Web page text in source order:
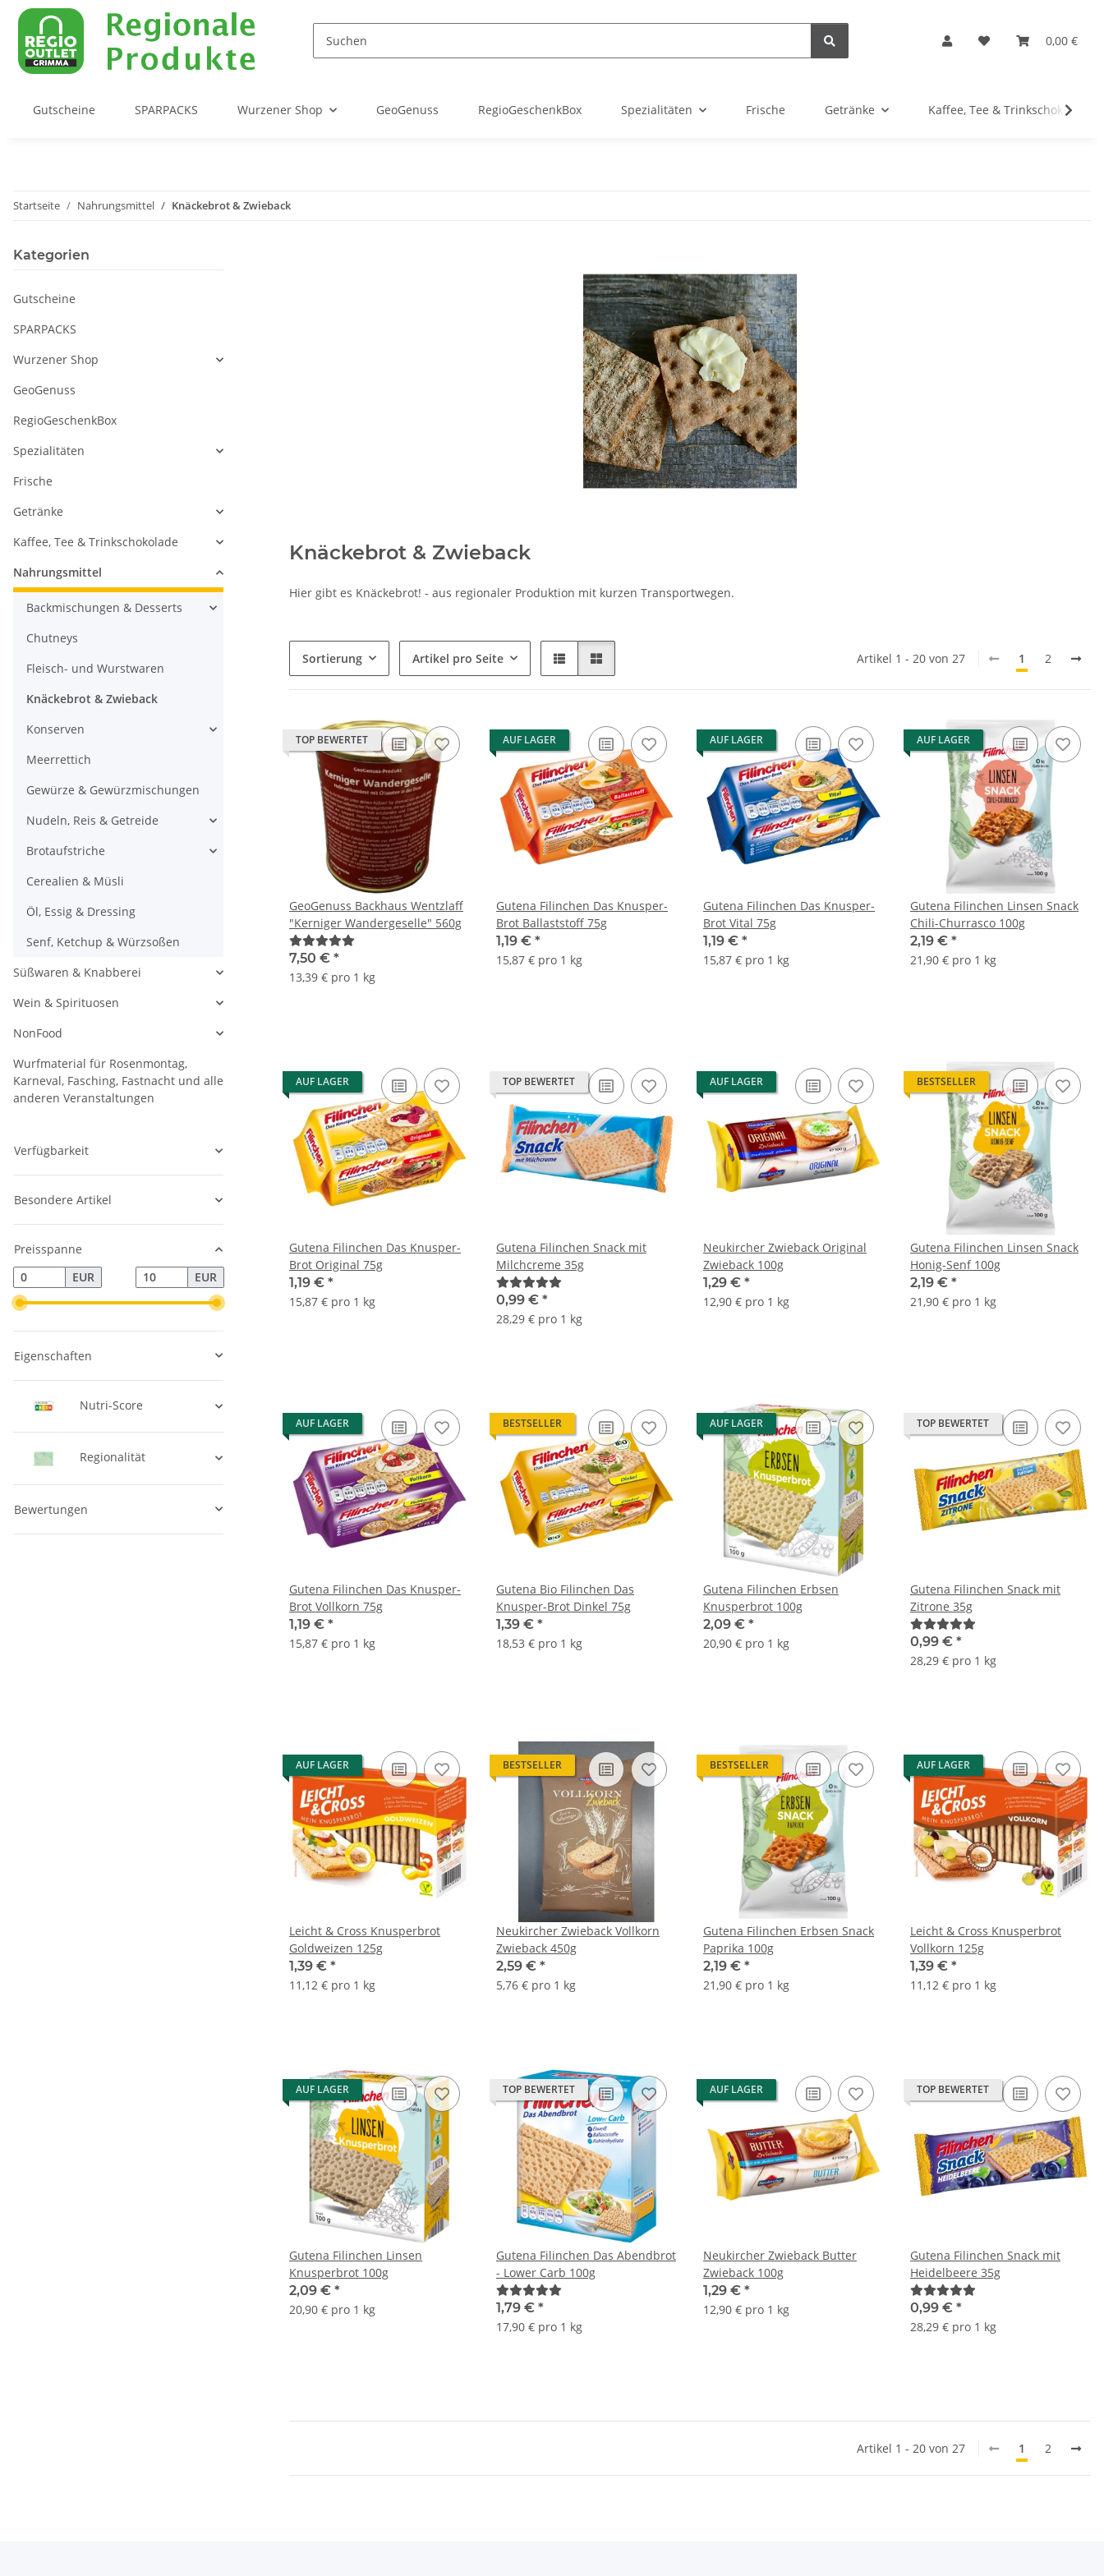
0,00 €
Gutscheine SPARPACKS Wurzener Shop GeoGenuss RegioGeschenkBox Spezialitäten Frische Getränke Kaffee, Tee & Trinkschokolade
Startseite Nahrungsmittel Knäckebrot & Zwieback
Knäckebrot & Zwieback
Hier gibt es Knäckebrot! - aus regionaler Produktion mit kurzen Transportwegen.
Sortierung Artikel pro Seite Artikel 1 - 20 von 27 1 2
TOP BEWERTET
GeoGenuss Backhaus Wentzlaff
"Kerniger Wandergeselle" 560g
7,50 € *
13,39 € pro 1 kg
AUF LAGER
Gutena Filinchen Das Knusper-
Brot Ballaststoff 75g
1,19 € *
15,87 € pro 1 kg
AUF LAGER
Gutena Filinchen Das Knusper-
Brot Vital 75g
1,19 € *
15,87 € pro 1 kg
AUF LAGER
Gutena Filinchen Linsen Snack
Chili-Churrasco 100g
2,19 € *
21,90 € pro 1 kg
AUF LAGER
Gutena Filinchen Das Knusper-
Brot Original 75g
1,19 € *
15,87 € pro 1 kg
TOP BEWERTET
Gutena Filinchen Snack mit
Milchcreme 35g
0,99 € *
28,29 € pro 1 kg
AUF LAGER
Neukircher Zwieback Original
Zwieback 100g
1,29 € *
12,90 € pro 1 kg
BESTSELLER
Gutena Filinchen Linsen Snack
Honig-Senf 100g
2,19 € *
21,90 € pro 1 kg
AUF LAGER
Gutena Filinchen Das Knusper-
Brot Vollkorn 75g
1,19 € *
15,87 € pro 1 kg
BESTSELLER
Gutena Bio Filinchen Das
Knusper-Brot Dinkel 75g
1,39 € *
18,53 € pro 1 kg
AUF LAGER
Gutena Filinchen Erbsen
Knusperbrot 100g
2,09 € *
20,90 € pro 1 kg
TOP BEWERTET
Gutena Filinchen Snack mit
Zitrone 35g
0,99 € *
28,29 € pro 1 kg
AUF LAGER
Leicht & Cross Knusperbrot
Goldweizen 125g
1,39 € *
11,12 € pro 1 kg
BESTSELLER
Neukircher Zwieback Vollkorn
Zwieback 450g
2,59 € *
5,76 € pro 1 kg
BESTSELLER
Gutena Filinchen Erbsen Snack
Paprika 100g
2,19 € *
21,90 € pro 1 kg
AUF LAGER
Leicht & Cross Knusperbrot
Vollkorn 125g
1,39 € *
11,12 € pro 1 kg
AUF LAGER
Gutena Filinchen Linsen
Knusperbrot 100g
2,09 € *
20,90 € pro 1 kg
TOP BEWERTET
Gutena Filinchen Das Abendbrot
- Lower Carb 100g
1,79 € *
17,90 € pro 1 kg
AUF LAGER
Neukircher Zwieback Butter
Zwieback 100g
1,29 € *
12,90 € pro 1 kg
TOP BEWERTET
Gutena Filinchen Snack mit
Heidelbeere 35g
0,99 € *
28,29 € pro 1 kg
Artikel 1 - 20 von 27 1 2
Kategorien
Gutscheine
SPARPACKS
Wurzener Shop
GeoGenuss
RegioGeschenkBox
Spezialitäten
Frische
Getränke
Kaffee, Tee & Trinkschokolade
Nahrungsmittel
Backmischungen & Desserts
Chutneys
Fleisch- und Wurstwaren
Knäckebrot & Zwieback
Konserven
Meerrettich
Gewürze & Gewürzmischungen
Nudeln, Reis & Getreide
Brotaufstriche
Cerealien & Müsli
Öl, Essig & Dressing
Senf, Ketchup & Würzsoßen
Süßwaren & Knabberei
Wein & Spirituosen
NonFood
Wurfmaterial für Rosenmontag,
Karneval, Fasching, Fastnacht und alle
anderen Veranstaltungen
Verfügbarkeit
Besondere Artikel
Preisspanne
EUR
EUR
Eigenschaften
Nutri-Score
Regionalität
Bewertungen